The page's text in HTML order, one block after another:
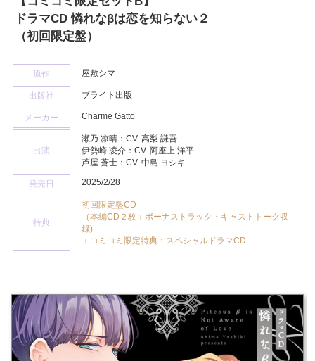
ドラマCD 憐れなβは恋を知らない２
（初回限定盤）
原作 屋敷シマ
出版社 ブライト出版
メーカー Charme Gatto
出演
瀬乃 凉晴：CV. 高梨 謙吾
伊勢崎 凌介：CV. 阿座上 洋平
芦屋 蒼士：CV. 中島 ヨシキ
発売日 2025/2/28
特典
初回限定盤CD
（本編CD２枚＋ボーナストラック・キャストトーク収
録)
＋コミコミ限定特典：スペシャルドラマCD